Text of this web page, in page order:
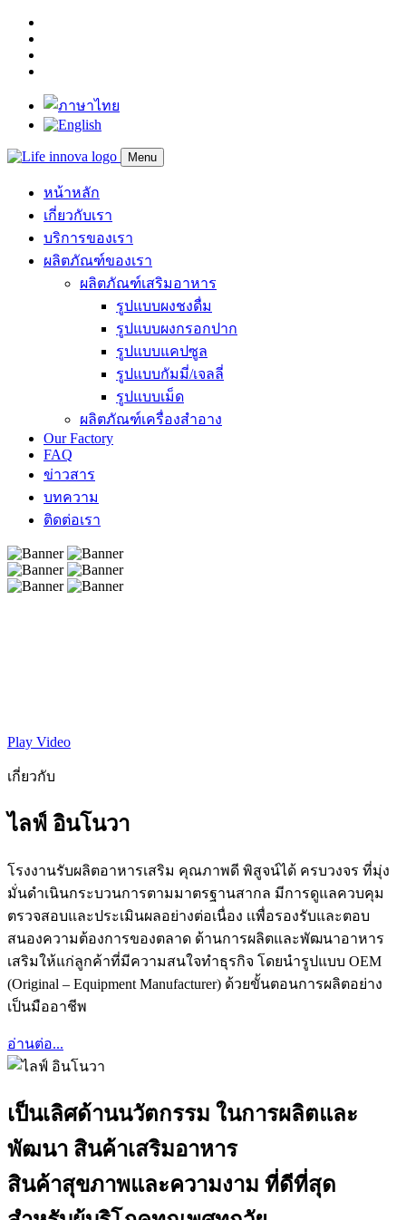
Menu
หน้าหลัก
เกี่ยวกับเรา
บริการของเรา
ผลิตภัณฑ์ของเรา
ผลิตภัณฑ์เสริมอาหาร
รูปแบบผงชงดื่ม
รูปแบบผงกรอกปาก
รูปแบบแคปซูล
รูปแบบกัมมี่/เจลลี่
รูปแบบเม็ด
ผลิตภัณฑ์เครื่องสำอาง
Our Factory
FAQ
ข่าวสาร
บทความ
ติดต่อเรา
Play Video
เกี่ยวกับ
ไลฟ์ อินโนวา
โรงงานรับผลิตอาหารเสริม คุณภาพดี พิสูจน์ได้ ครบวงจร ที่มุ่ง
มั่นดำเนินกระบวนการตามมาตรฐานสากล มีการดูแลควบคุม
ตรวจสอบและประเมินผลอย่างต่อเนื่อง เเพื่อรองรับและตอบ
สนองความต้องการของตลาด ด้านการผลิตและพัฒนาอาหาร
เสริมให้แก่ลูกค้าที่มีความสนใจทำธุรกิจ โดยนำรูปแบบ OEM
(Original – Equipment Manufacturer) ด้วยขั้นตอนการผลิตอย่าง
เป็นมืออาชีพ
อ่านต่อ...
เป็นเลิศด้านนวัตกรรม ในการผลิตและ
พัฒนา สินค้าเสริมอาหาร
สินค้าสุขภาพและความงาม ที่ดีที่สุด